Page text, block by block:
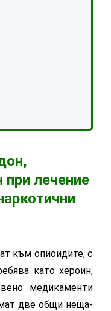
при лечение
към опиоидите, с
като хероин,
медикаменти
две общи неща-